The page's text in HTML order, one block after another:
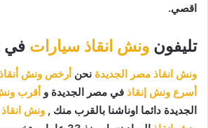
اقصي.
تليفون ونش انقاذ سيارات في
ونش انقاذ مصر الجديدة نحن أرخص ونش أنقاذ
أسرع ونش إنقاذ في مصر الجديدة و أقرب
الجديدة دائما اوناشنا بالقرب منك , ونش انقاذ